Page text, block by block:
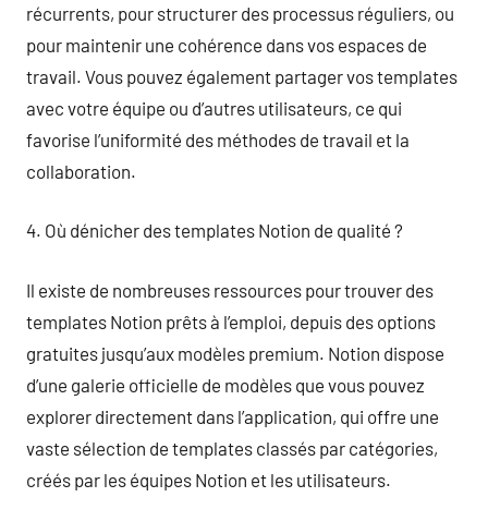
récurrents, pour structurer des processus réguliers, ou
pour maintenir une cohérence dans vos espaces de
travail. Vous pouvez également partager vos templates
avec votre équipe ou d’autres utilisateurs, ce qui
favorise l’uniformité des méthodes de travail et la
collaboration.
4. Où dénicher des templates Notion de qualité ?
Il existe de nombreuses ressources pour trouver des
templates Notion prêts à l’emploi, depuis des options
gratuites jusqu’aux modèles premium. Notion dispose
d’une galerie officielle de modèles que vous pouvez
explorer directement dans l’application, qui offre une
vaste sélection de templates classés par catégories,
créés par les équipes Notion et les utilisateurs.